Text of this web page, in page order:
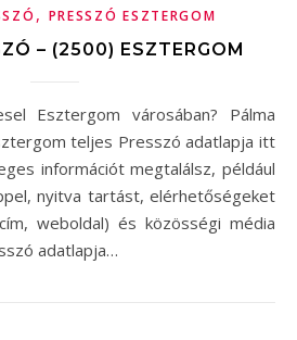
, PRESSZÓ ESZTERGOM
– (2500) ESZTERGOM
teljes Presszó adatlapja itt
információt megtalálsz, például
nyitva tartást, elérhetőségeket
weboldal) és közösségi média
adatlapja…